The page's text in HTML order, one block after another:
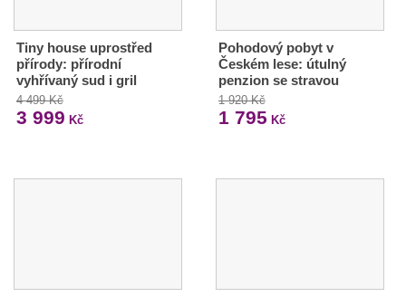
Tiny house uprostřed
přírody: přírodní
vyhřívaný sud i gril
4 499 Kč
3 999 Kč
Pohodový pobyt v
Českém lese: útulný
penzion se stravou
1 920 Kč
1 795 Kč